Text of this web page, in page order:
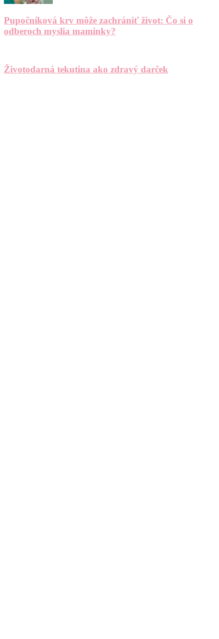
Pupočníková krv môže zachrániť život: Čo si o
odberoch myslia maminky?
Životodarná tekutina ako zdravý darček